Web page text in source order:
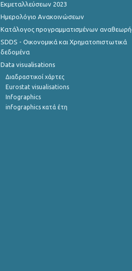
4o Τρίμηνο 2015
2o Τρίμηνο 2015
1o Τρίμηνο 2015
4o Τρίμηνο 2014
3o Τρίμηνο 2014
Εκμεταλλεύσεων 2023
Ημερολόγιο Ανακοινώσεων
Κατάλογος προγραμματισμένων
SDDS - Οικονομικά και Χρηματοπιστωτικά
δεδομένα
Data visualisations
Διαδραστικοί χάρτες
Eurostat visualisations
Infographics
infographics κατά έτη